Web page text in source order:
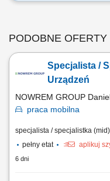
PODOBNE OFERTY
Specjalista /
Urządzeń
NOWREM GROUP
praca mobilna
specjalista / specjalistka (mid)
pełny etat
aplikuj
6 dni